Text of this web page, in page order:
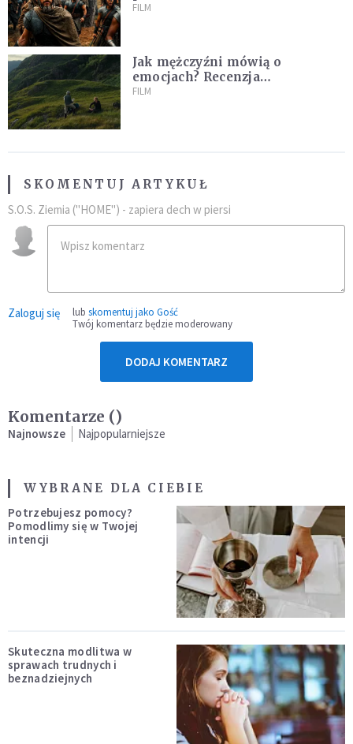
FILM
Jak mężczyźni mówią o
emocjach? Recenzja
najnowszego filmu Barta
FILM
SKOMENTUJ ARTYKUŁ
S.O.S. Ziemia ("HOME") - zapiera dech w piersi
Zaloguj się lub skomentuj jako Gość
Twój komentarz będzie moderowany
DODAJ KOMENTARZ
Komentarze ()
Najnowsze Najpopularniejsze
WYBRANE DLA CIEBIE
Potrzebujesz pomocy?
Pomodlimy się w Twojej
intencji
Skuteczna modlitwa w
sprawach trudnych i
beznadziejnych